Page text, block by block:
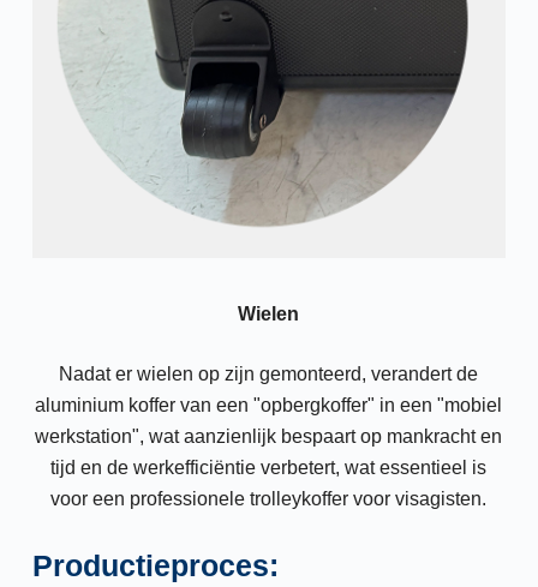
Wielen
Nadat er wielen op zijn gemonteerd, verandert de
aluminium koffer van een "opbergkoffer" in een "mobiel
werkstation", wat aanzienlijk bespaart op mankracht en
tijd en de werkefficiëntie verbetert, wat essentieel is
voor een professionele trolleykoffer voor visagisten.
Productieproces: